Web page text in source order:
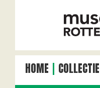
HOME COLLECTIE